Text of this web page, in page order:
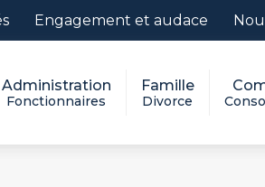
Engagement et audace
Administration
Fonctionnaires
Famille
Divorce